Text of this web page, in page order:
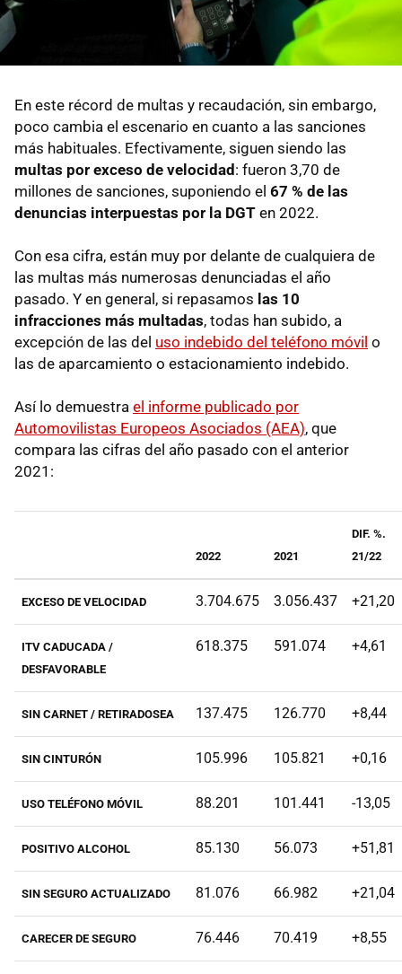
En este récord de multas y recaudación, sin embargo,
poco cambia el escenario en cuanto a las sanciones
más habituales. Efectivamente, siguen siendo las
multas por exceso de velocidad: fueron 3,70 de
millones de sanciones, suponiendo el 67 % de las
denuncias interpuestas por la DGT en 2022.
Con esa cifra, están muy por delante de cualquiera de
las multas más numerosas denunciadas el año
pasado. Y en general, si repasamos las 10
infracciones más multadas, todas han subido, a
excepción de las del uso indebido del teléfono móvil o
las de aparcamiento o estacionamiento indebido.
Así lo demuestra el informe publicado por
Automovilistas Europeos Asociados (AEA), que
compara las cifras del año pasado con el anterior
2021:
2022 2021
DIF. %.
21/22
EXCESO DE VELOCIDAD 3.704.675 3.056.437 +21,20
ITV CADUCADA /
DESFAVORABLE
618.375 591.074 +4,61
SIN CARNET / RETIRADOSEA 137.475 126.770 +8,44
SIN CINTURÓN 105.996 105.821 +0,16
USO TELÉFONO MÓVIL 88.201 101.441 -13,05
POSITIVO ALCOHOL 85.130 56.073 +51,81
SIN SEGURO ACTUALIZADO 81.076 66.982 +21,04
CARECER DE SEGURO 76.446 70.419 +8,55